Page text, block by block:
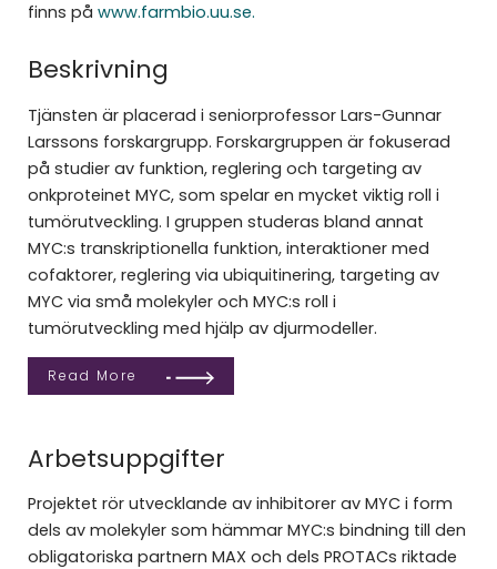
finns på www.farmbio.uu.se.
Beskrivning
Tjänsten är placerad i seniorprofessor Lars-Gunnar
Larssons forskargrupp. Forskargruppen är fokuserad
på studier av funktion, reglering och targeting av
onkproteinet MYC, som spelar en mycket viktig roll i
tumörutveckling. I gruppen studeras bland annat
MYC:s transkriptionella funktion, interaktioner med
cofaktorer, reglering via ubiquitinering, targeting av
MYC via små molekyler och MYC:s roll i
tumörutveckling med hjälp av djurmodeller.
Read More
Arbetsuppgifter
Projektet rör utvecklande av inhibitorer av MYC i form
dels av molekyler som hämmar MYC:s bindning till den
obligatoriska partnern MAX och dels PROTACs riktade